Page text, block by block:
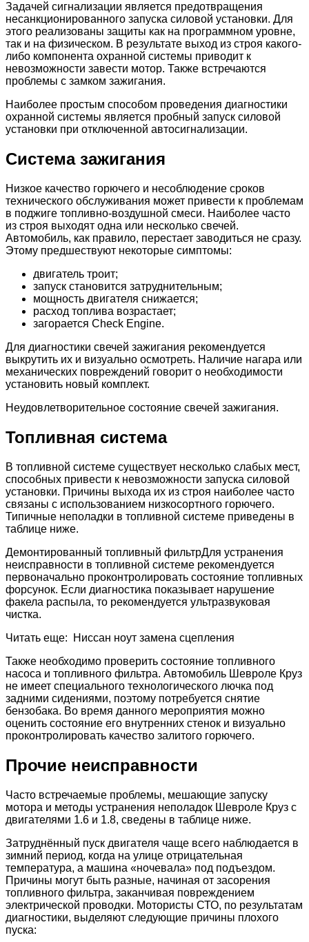
Задачей сигнализации является предотвращения
несанкционированного запуска силовой установки. Для
этого реализованы защиты как на программном уровне,
так и на физическом. В результате выход из строя какого-
либо компонента охранной системы приводит к
невозможности завести мотор. Также встречаются
проблемы с замком зажигания.
Наиболее простым способом проведения диагностики
охранной системы является пробный запуск силовой
установки при отключенной автосигнализации.
Система зажигания
Низкое качество горючего и несоблюдение сроков
технического обслуживания может привести к проблемам
в поджиге топливно-воздушной смеси. Наиболее часто
из строя выходят одна или несколько свечей.
Автомобиль, как правило, перестает заводиться не сразу.
Этому предшествуют некоторые симптомы:
двигатель троит;
запуск становится затруднительным;
мощность двигателя снижается;
расход топлива возрастает;
загорается Check Engine.
Для диагностики свечей зажигания рекомендуется
выкрутить их и визуально осмотреть. Наличие нагара или
механических повреждений говорит о необходимости
установить новый комплект.
Неудовлетворительное состояние свечей зажигания.
Топливная система
В топливной системе существует несколько слабых мест,
способных привести к невозможности запуска силовой
установки. Причины выхода их из строя наиболее часто
связаны с использованием низкосортного горючего.
Типичные неполадки в топливной системе приведены в
таблице ниже.
Демонтированный топливный фильтрДля устранения
неисправности в топливной системе рекомендуется
первоначально проконтролировать состояние топливных
форсунок. Если диагностика показывает нарушение
факела распыла, то рекомендуется ультразвуковая
чистка.
Читать еще: Ниссан ноут замена сцепления
Также необходимо проверить состояние топливного
насоса и топливного фильтра. Автомобиль Шевроле Круз
не имеет специального технологического лючка под
задними сидениями, поэтому потребуется снятие
бензобака. Во время данного мероприятия можно
оценить состояние его внутренних стенок и визуально
проконтролировать качество залитого горючего.
Прочие неисправности
Часто встречаемые проблемы, мешающие запуску
мотора и методы устранения неполадок Шевроле Круз с
двигателями 1.6 и 1.8, сведены в таблице ниже.
Затруднённый пуск двигателя чаще всего наблюдается в
зимний период, когда на улице отрицательная
температура, а машина «ночевала» под подъездом.
Причины могут быть разные, начиная от засорения
топливного фильтра, заканчивая повреждением
электрической проводки. Мотористы СТО, по результатам
диагностики, выделяют следующие причины плохого
пуска: